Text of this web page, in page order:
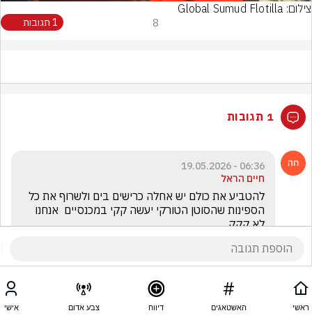
צילום: Global Sumud Flotilla
8 1 תגובות
1 תגובות
06:36 - 19.05.2026
חיים הראל
לא קקק
ראשי האשטאגים דיווח צבע אדום אישי